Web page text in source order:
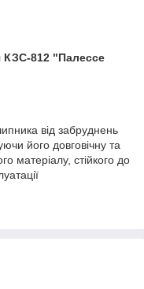
КЗС-812 "Палессе
від забруднень
його довговічну та
матеріалу, стійкого до